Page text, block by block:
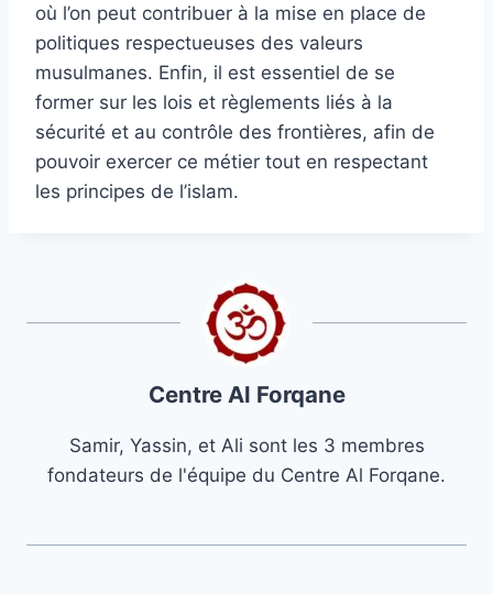
où l’on peut contribuer à la mise en place de
politiques respectueuses des valeurs
musulmanes. Enfin, il est essentiel de se
former sur les lois et règlements liés à la
sécurité et au contrôle des frontières, afin de
pouvoir exercer ce métier tout en respectant
les principes de l’islam.
Centre Al Forqane
Samir, Yassin, et Ali sont les 3 membres
fondateurs de l'équipe du Centre Al Forqane.